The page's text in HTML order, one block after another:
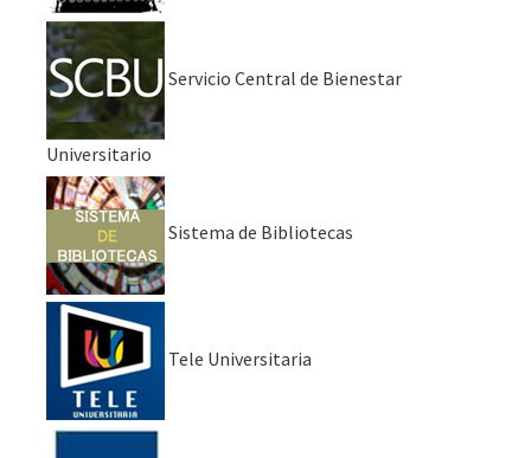
Servicio Central de Bienestar
Universitario
Sistema de Bibliotecas
Tele Universitaria